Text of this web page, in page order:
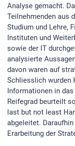
Analyse gemacht.
Teilnehmenden aus
Studium und Lehre,
Instituten und
sowie der IT
analysierte
davon waren auf
Schliesslich wurden
Informationen in
Reifegrad beurteilt
last but not least
abgeleitet.
Erarbeitung der